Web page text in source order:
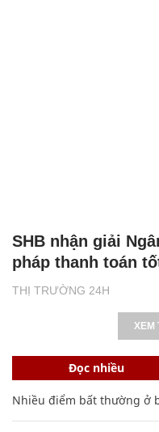
THỊ TRƯỜNG 24H
SHB nhận giải
pháp thanh toán
XEM
Đọc nhiều
Nhiều điểm bất thường ở